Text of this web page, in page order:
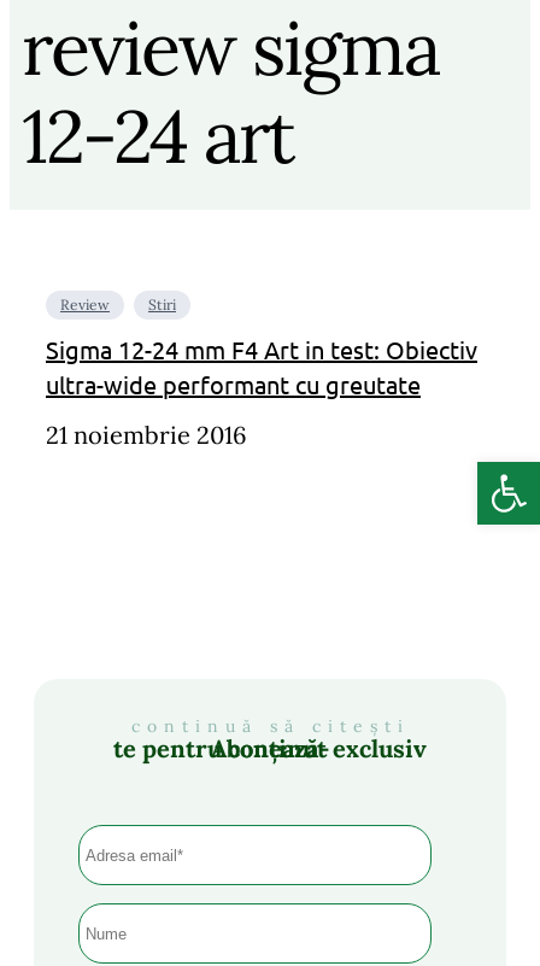
review sigma
12-24 art
Review Stiri
Sigma 12-24 mm F4 Art in test: Obiectiv
ultra-wide performant cu greutate
21 noiembrie 2016
continuă să citești
Abonează-te pentru conținut exclusiv